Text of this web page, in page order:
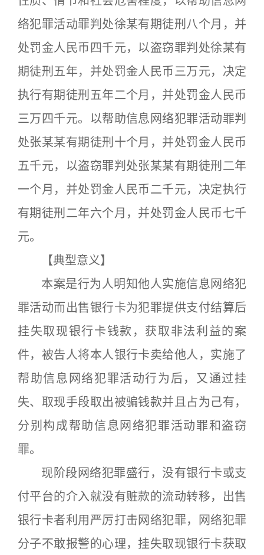
络犯罪活动罪判处徐某有期徒刑八个月，并
处罚金人民币四千元，以盗窃罪判处徐某有
期徒刑五年，并处罚金人民币三万元，决定
执行有期徒刑五年二个月，并处罚金人民币
三万四千元。以帮助信息网络犯罪活动罪判
处张某某有期徒刑十个月，并处罚金人民币
五千元，以盗窃罪判处张某某有期徒刑二年
一个月，并处罚金人民币二千元，决定执行
有期徒刑二年六个月，并处罚金人民币七千
元。
【典型意义】
本案是行为人明知他人实施信息网络犯
罪活动而出售银行卡为犯罪提供支付结算后
挂失取现银行卡钱款，获取非法利益的案
件，被告人将本人银行卡卖给他人，实施了
帮助信息网络犯罪活动行为后，又通过挂
失、取现手段取出被骗钱款并且占为己有，
分别构成帮助信息网络犯罪活动罪和盗窃
罪。
现阶段网络犯罪盛行，没有银行卡或支
付平台的介入就没有赃款的流动转移，出售
银行卡者利用严厉打击网络犯罪，网络犯罪
分子不敢报警的心理，挂失取现银行卡获取